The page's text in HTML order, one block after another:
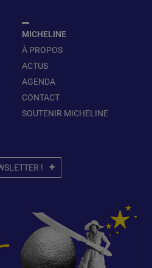
MICHELINE
À PROPOS
ACTUS
AGENDA
CONTACT
SOUTENIR MICHELINE
!